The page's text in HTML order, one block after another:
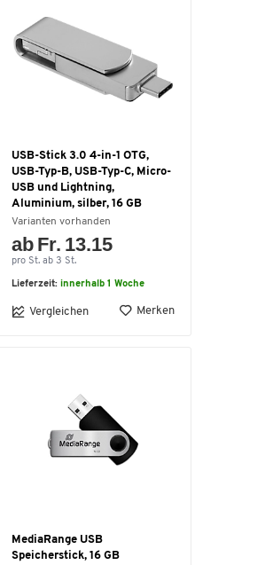
USB-Stick 3.0 4-in-1 OTG,
USB-Typ-B, USB-Typ-C, Micro-
USB und Lightning,
Aluminium, silber, 16 GB
Varianten vorhanden
ab Fr. 13.15
pro St. ab 3 St.
Lieferzeit: innerhalb 1 Woche
Vergleichen Merken
MediaRange USB
Speicherstick, 16 GB